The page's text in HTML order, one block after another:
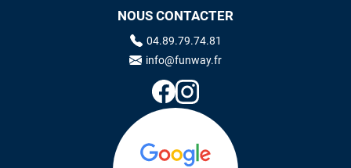
NOUS CONTACTER
04.89.79.74.81
info@funway.fr